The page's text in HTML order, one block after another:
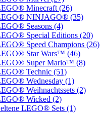
Minecraft (26)
NINJAGO® (35)
Seasons (4)
Special Editions (20)
Speed Champions (26)
Star Wars™ (46)
Super Mario™ (8)
Technic (51)
Wednesday (1)
Weihnachtssets (2)
Wicked (2)
LEGO® Sets (1)